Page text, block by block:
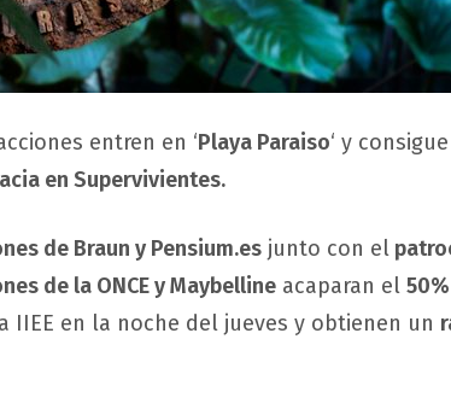
entren en ‘Playa Paraiso‘ y
en Supervivientes.
de Braun y Pensium.es junto con el
de la ONCE y Maybelline acaparan el
IIEE en la noche del jueves y obtienen un